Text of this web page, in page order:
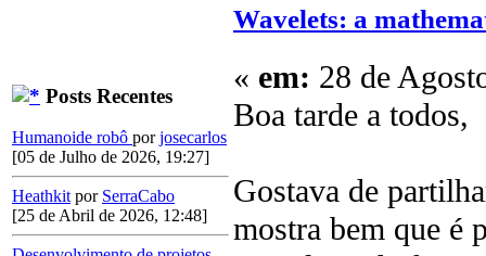
Posts Recentes
Humanoide robô porjosecarlos
[05 de Julho de 2026, 19:27]
Heathkit por SerraCabo
[25 de Abril de 2026, 12:48]
Wavelets: a
« em: 28 de
Boa tarde a todos,
Gostava de
mostra bem que é